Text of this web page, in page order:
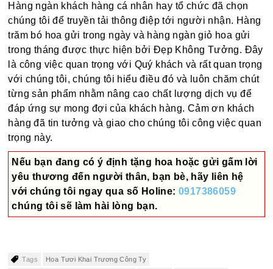
Hàng ngàn khách hàng cá nhân hay tổ chức đã chọn
chúng tôi để truyền tải thông điệp tới người nhận. Hàng
trăm bó hoa gửi trong ngày và hàng ngàn giỏ hoa gửi
trong tháng được thực hiện bởi Đẹp Không Tưởng. Đây
là công việc quan trọng với Quý khách và rất quan trọng
với chúng tôi, chúng tôi hiểu điều đó và luôn chăm chút
từng sản phẩm nhằm nâng cao chất lượng dịch vụ để
đáp ứng sự mong đợi của khách hàng. Cảm ơn khách
hàng đã tin tưởng và giao cho chúng tôi công việc quan
trọng này.
Nếu bạn đang có ý định tặng hoa hoặc gửi gấm lời
yêu thương đến người thân, bạn bè, hãy liên hệ
với chúng tôi ngay qua số Holine:0917386059
chúng tôi sẽ làm hài lòng bạn.
Tags Hoa Tươi Khai Trương Công Ty